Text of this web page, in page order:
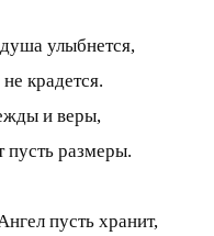
улыбнется,
крадется.
и веры,
пусть размеры.
пусть хранит,